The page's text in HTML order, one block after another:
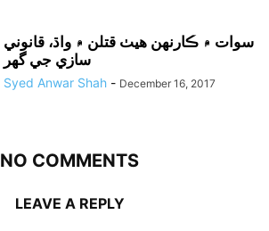
سوات ۾ ڪارنهن هيٺ قتلن ۾ واڌ، قانوني
سازي جي گهر
Syed Anwar Shah - December 16, 2017
NO COMMENTS
LEAVE A REPLY